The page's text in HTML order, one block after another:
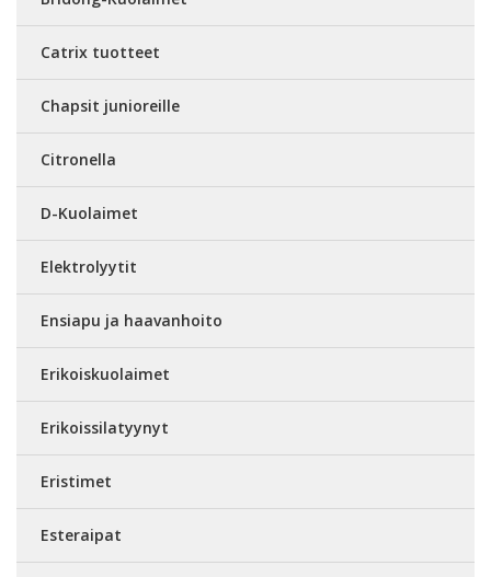
Catrix tuotteet
Chapsit junioreille
Citronella
D-Kuolaimet
Elektrolyytit
Ensiapu ja haavanhoito
Erikoiskuolaimet
Erikoissilatyynyt
Eristimet
Esteraipat